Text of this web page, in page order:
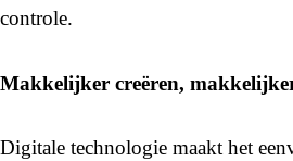
controle.
Makkelijker creëren,
Digitale technologie maakt het